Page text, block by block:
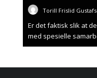
Torill Frislid
Er det faktisk slik at
med spesielle